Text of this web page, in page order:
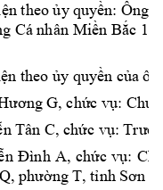
theo ủy quyền: Ông
Cá nhân Miền Bắc 1
ện theo ủy quyền của
g G, chức vụ: Chuy
Tân C, chức vụ:
Đình A, chức vụ:
phường T, tỉnh Sơn L